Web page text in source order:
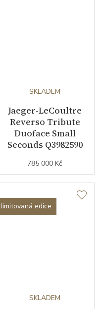
SKLADEM
Jaeger-LeCoultre
Reverso Tribute
Duoface Small
Seconds Q3982590
785 000 Kč
limitovaná edice
SKLADEM